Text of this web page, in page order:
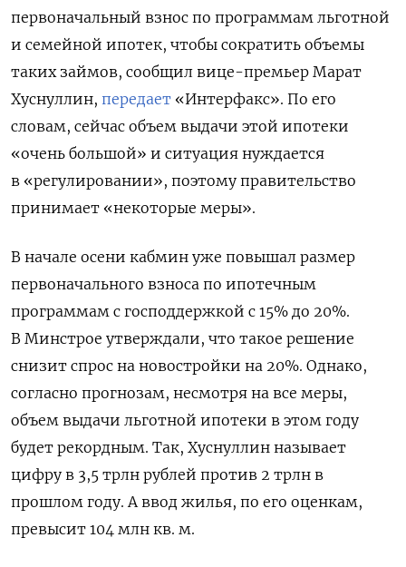
первоначальный взнос по программам льготной
и семейной ипотек, чтобы сократить объемы
таких займов, сообщил вице-премьер Марат
Хуснуллин, передает «Интерфакс». По его
словам, сейчас объем выдачи этой ипотеки
«очень большой» и ситуация нуждается
в «регулировании», поэтому правительство
принимает «некоторые меры».
В начале осени кабмин уже повышал размер
первоначального взноса по ипотечным
программам с господдержкой с 15% до 20%.
В Минстрое утверждали, что такое решение
снизит спрос на новостройки на 20%. Однако,
согласно прогнозам, несмотря на все меры,
объем выдачи льготной ипотеки в этом году
будет рекордным. Так, Хуснуллин называет
цифру в 3,5 трлн рублей против 2 трлн в
прошлом году. А ввод жилья, по его оценкам,
превысит 104 млн кв. м.